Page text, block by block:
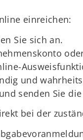
einreichen:
Sie sich an.
und
senden Sie
bei der